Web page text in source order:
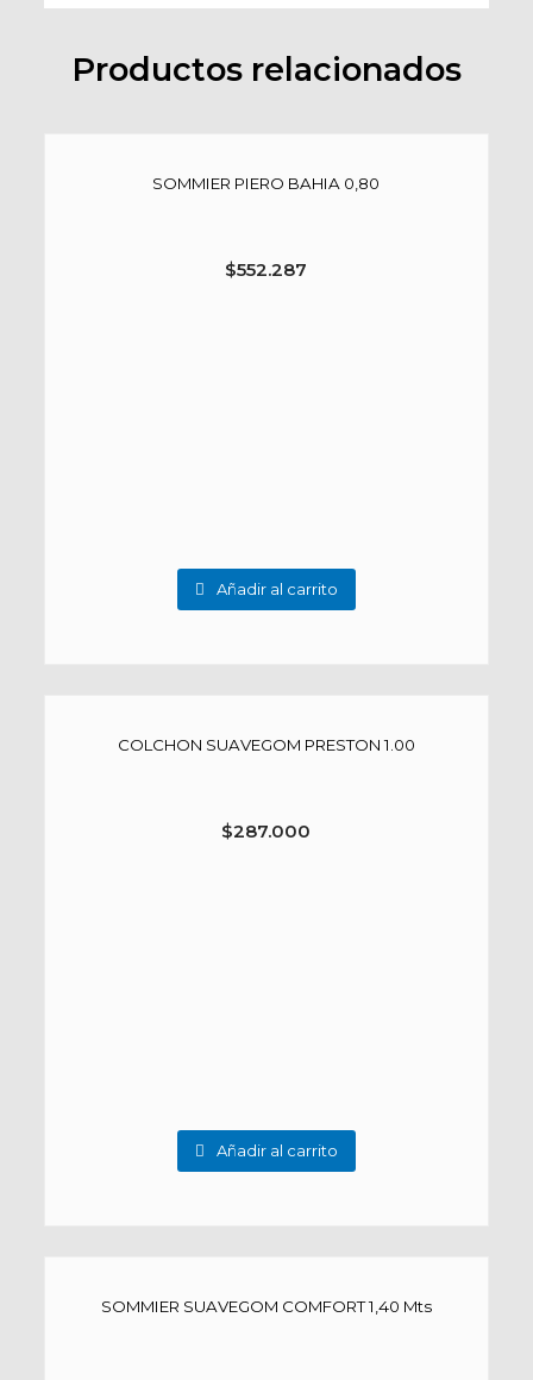
Productos relacionados
SOMMIER PIERO BAHIA 0,80
$552.287
Añadir al carrito
COLCHON SUAVEGOM PRESTON 1.00
$287.000
Añadir al carrito
SOMMIER SUAVEGOM COMFORT 1,40 Mts